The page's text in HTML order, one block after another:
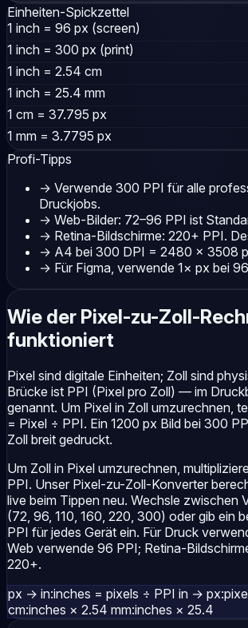
Einheiten-Spickzettel
1 inch = 96 px (screen)
1 inch = 300 px (print)
1 inch = 2.54 cm
1 inch = 25.4 mm
1 cm = 37.795 px
1 mm = 3.7795 px
Profi-Tipps
→ Verwende 300 PPI für alle
Druckjobs.
→ Web-Bilder: 72–96 PPI ist
→ Retina-Bildschirme: 220+ PPI.
→ A4 bei 300 DPI = 2480 × 3508
→ Für Figma, verwende 1× px bei
Wie der Pixel-zu-Zoll-
funktioniert
Pixel sind digitale Einheiten; Zoll sind
Brücke ist PPI (Pixel pro Zoll) — im
genannt. Um Pixel in Zoll umzurechnen,
= Pixel ÷ PPI. Ein 1200 px Bild bei 300
Zoll breit gedruckt.
Um Zoll in Pixel umzurechnen,
PPI. Unser Pixel-zu-Zoll-Konverter
live beim Tippen neu. Wechsle zwischen
(72, 96, 110, 160, 220, 300) oder gib ein
PPI für jedes Gerät ein. Für Druck
Web verwende 96 PPI; Retina-
220+.
px → in:inches = pixels ÷ PPI in → px:
cm:inches × 2.54 mm:inches × 25.4